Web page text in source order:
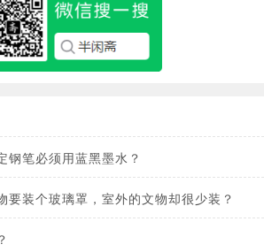
钢笔必须用蓝黑墨水？
要装个玻璃罩，室外的文物却很少装？